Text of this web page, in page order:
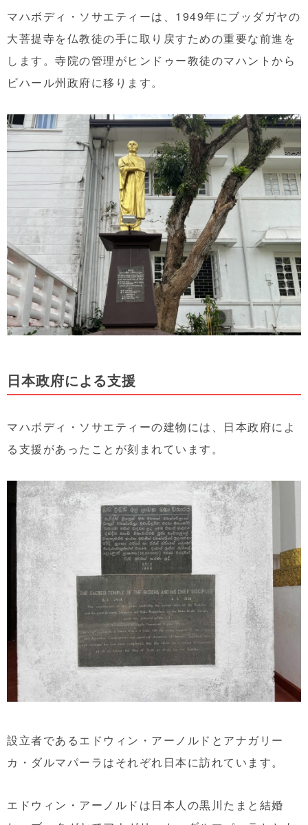
マハボディ・ソサエティーは、1949年にブッダガヤの
大菩提寺を仏教徒の手に取り戻すための重要な前進を
します。寺院の管理がヒンドゥー教徒のマハントから
ビハール州政府に移ります。
日本政府による支援
マハボディ・ソサエティーの建物には、日本政府によ
る支援があったことが刻まれています。
設立者であるエドウィン・アーノルドとアナガリー
カ・ダルマパーラはそれぞれ日本に訪れています。
エドウィン・アーノルドは日本人の黒川たまと結婚